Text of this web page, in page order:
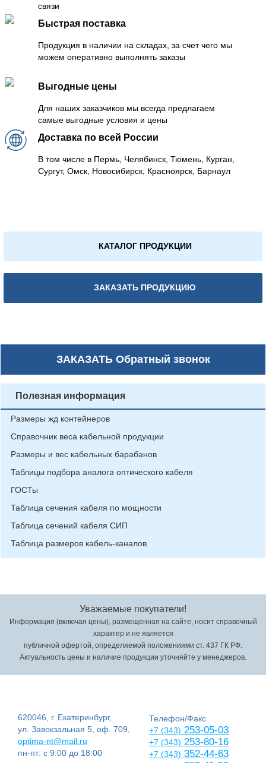
связи
Быстрая поставка
Продукция в наличии на складах, за счет чего мы
можем оперативно выполнять заказы
Выгодные цены
Для наших заказчиков мы всегда предлагаем
самые выгодные условия и цены
Доставка по всей России
В том числе в Пермь, Челябинск, Тюмень, Курган,
Сургут, Омск, Новосибирск, Красноярск, Барнаул
КАТАЛОГ ПРОДУКЦИИ
ЗАКАЗАТЬ ПРОДУКЦИЮ
ЗАКАЗАТЬОбратный звонок
Полезная информация
Размеры жд контейнеров
Справочник веса кабельной продукции
Размеры и вес кабельных барабанов
Таблицы подбора аналога оптического кабеля
ГОСТы
Таблица сечения кабеля по мощности
Таблица сечений кабеля СИП
Таблица размеров кабель-каналов
Уважаемые покупатели!
Информация (включая цены), размещенная на сайте, носит справочный
характер и не является
публичной офертой, определяемой положениями ст. 437 ГК РФ.
Актуальность цены и наличие продукции уточняйте у менеджеров.
620046, г. Екатеринбург,
ул. Завокзальная 5, оф. 709,
optima-nt@mail.ru
пн-пт: с 9:00 до 18:00
Телефон/Факс
+7 (343) 253-05-03
+7 (343) 253-80-16
+7 (343) 352-44-63